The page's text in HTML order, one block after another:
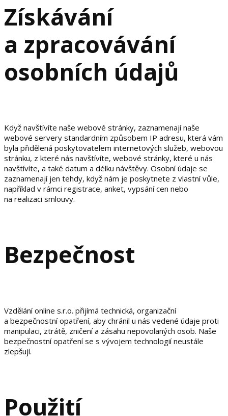
Získávání
a zpracovávání
osobních údajů
Když navštívíte naše webové stránky, zaznamenají naše
webové servery standardním způsobem IP adresu, která vám
byla přidělená poskytovatelem internetových služeb, webovou
stránku, z které nás navštívíte, webové stránky, které u nás
navštívíte, a také datum a délku návštěvy. Osobní údaje se
zaznamenají jen tehdy, když nám je poskytnete z vlastní vůle,
například v rámci registrace, anket, vypsání cen nebo
na realizaci smlouvy.
Bezpečnost
Vzdělání online s.r.o. přijímá technická, organizační
a bezpečnostní opatření, aby chránil u nás vedené údaje proti
manipulaci, ztrátě, zničení a zásahu nepovolaných osob. Naše
bezpečnostní opatření se s vývojem technologií neustále
zlepšují.
Použití